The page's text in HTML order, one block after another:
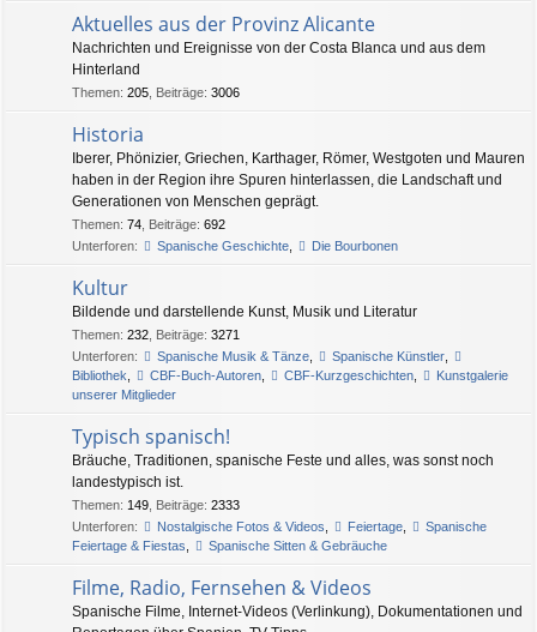
Aktuelles aus der Provinz Alicante
Nachrichten und Ereignisse von der Costa Blanca und aus dem
Hinterland
Themen: 205 Beiträge: 3006
Historia
Iberer, Phönizier, Griechen, Karthager, Römer, Westgoten und Mauren
haben in der Region ihre Spuren hinterlassen, die Landschaft und
Generationen von Menschen geprägt.
Themen: 74 Beiträge: 692
Unterforen:
Spanische Geschichte, Die Bourbonen
Kultur
Bildende und darstellende Kunst, Musik und Literatur
Themen: 232 Beiträge: 3271
Unterforen:
Spanische Musik & Tänze, Spanische Künstler,
Bibliothek
CBF-Buch-Autoren, CBF-Kurzgeschichten,
Kunstgalerie
unserer Mitglieder
Typisch spanisch!
Bräuche, Traditionen, spanische Feste und alles, was sonst noch
landestypisch ist.
Themen: 149 Beiträge: 2333
Unterforen:
Nostalgische Fotos & Videos Feiertage,
Spanische
Feiertage & Fiestas
Spanische Sitten & Gebräuche
Filme, Radio, Fernsehen & Videos
Spanische Filme, Internet-Videos (Verlinkung), Dokumentationen und